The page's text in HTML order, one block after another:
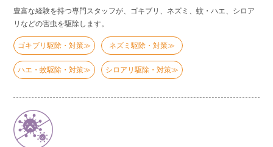
豊富な経験を持つ専門スタッフが、ゴキブリ、ネズミ、蚊・ハエ、シロア
リなどの害虫を駆除します。
ゴキブリ駆除・対策≫ ネズミ駆除・対策≫
ハエ・蚊駆除・対策≫ シロアリ駆除・対策≫